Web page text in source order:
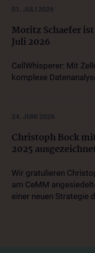
01. JULI 2026
Moritz Schaefer
Juli 2026
CellWhisperer: Mit
komplexe
24. JUNI 2026
Christoph Bock
2025
Wir gratulieren
am CeMM
einer neuen Strategie